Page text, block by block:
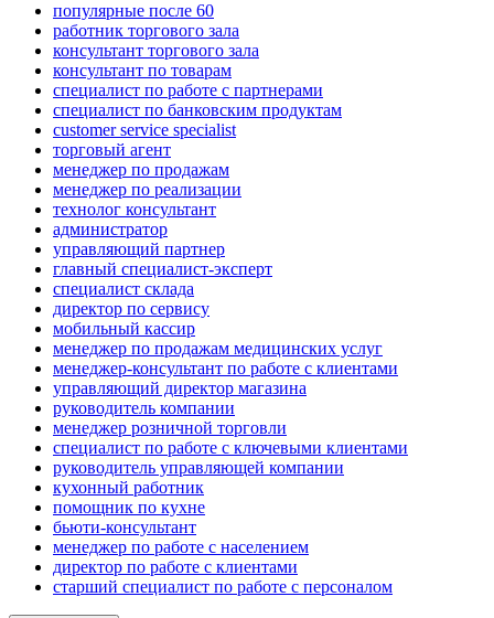
популярные после 60
работник торгового зала
консультант торгового зала
консультант по товарам
специалист по работе с партнерами
специалист по банковским продуктам
customer service specialist
торговый агент
менеджер по продажам
менеджер по реализации
технолог консультант
администратор
управляющий партнер
главный специалист-эксперт
специалист склада
директор по сервису
мобильный кассир
менеджер по продажам медицинских услуг
менеджер-консультант по работе с клиентами
управляющий директор магазина
руководитель компании
менеджер розничной торговли
специалист по работе с ключевыми клиентами
руководитель управляющей компании
кухонный работник
помощник по кухне
бьюти-консультант
менеджер по работе с населением
директор по работе с клиентами
старший специалист по работе с персоналом